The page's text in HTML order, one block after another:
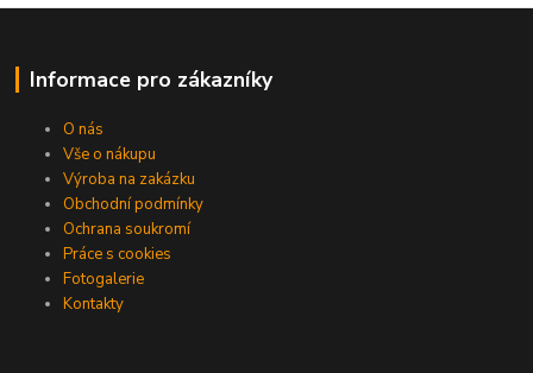
Informace pro zákazníky
O nás
Vše o nákupu
Výroba na zakázku
Obchodní podmínky
Ochrana soukromí
Práce s cookies
Fotogalerie
Kontakty